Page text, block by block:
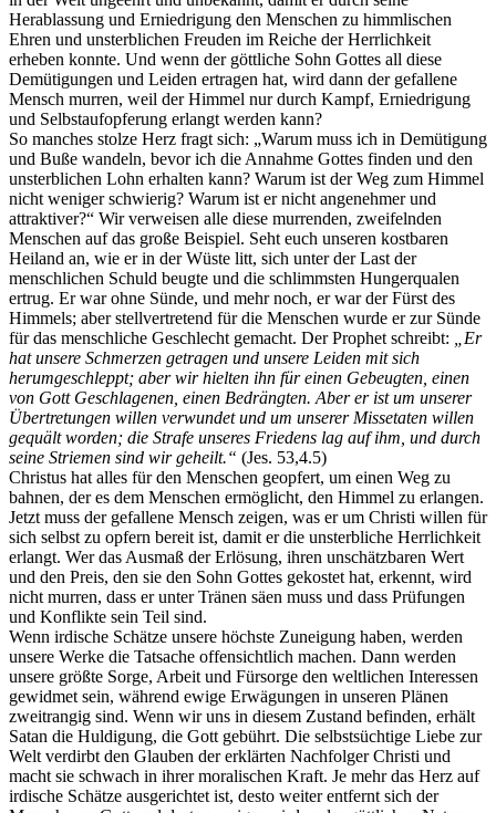
Herablassung und Erniedrigung den Menschen zu himmlischen
Ehren und unsterblichen Freuden im Reiche der Herrlichkeit
erheben konnte. Und wenn der göttliche Sohn Gottes all diese
Demütigungen und Leiden ertragen hat, wird dann der gefallene
Mensch murren, weil der Himmel nur durch Kampf, Erniedrigung
und Selbstaufopferung erlangt werden kann?
So manches stolze Herz fragt sich: „Warum muss ich in Demütigung
und Buße wandeln, bevor ich die Annahme Gottes finden und den
unsterblichen Lohn erhalten kann? Warum ist der Weg zum Himmel
nicht weniger schwierig? Warum ist er nicht angenehmer und
attraktiver?“ Wir verweisen alle diese murrenden, zweifelnden
Menschen auf das große Beispiel. Seht euch unseren kostbaren
Heiland an, wie er in der Wüste litt, sich unter der Last der
menschlichen Schuld beugte und die schlimmsten Hungerqualen
ertrug. Er war ohne Sünde, und mehr noch, er war der Fürst des
Himmels; aber stellvertretend für die Menschen wurde er zur Sünde
für das menschliche Geschlecht gemacht. Der Prophet schreibt:
„Er
hat unsere Schmerzen getragen und unsere Leiden mit sich
herumgeschleppt; aber wir hielten ihn für einen Gebeugten, einen
von Gott Geschlagenen, einen Bedrängten. Aber er ist um unserer
Übertretungen willen verwundet und um unserer Missetaten willen
gequält worden; die Strafe unseres Friedens lag auf ihm, und durch
seine Striemen sind wir geheilt.“ (Jes. 53,4.5)
Christus hat alles für den Menschen geopfert, um einen Weg zu
bahnen, der es dem Menschen ermöglicht, den Himmel zu erlangen.
Jetzt muss der gefallene Mensch zeigen, was er um Christi willen für
sich selbst zu opfern bereit ist, damit er die unsterbliche Herrlichkeit
erlangt. Wer das Ausmaß der Erlösung, ihren unschätzbaren Wert
und den Preis, den sie den Sohn Gottes gekostet hat, erkennt, wird
nicht murren, dass er unter Tränen säen muss und dass Prüfungen
und Konflikte sein Teil sind.
Wenn irdische Schätze unsere höchste Zuneigung haben, werden
unsere Werke die Tatsache offensichtlich machen. Dann werden
unsere größte Sorge, Arbeit und Fürsorge den weltlichen Interessen
gewidmet sein, während ewige Erwägungen in unseren Plänen
zweitrangig sind. Wenn wir uns in diesem Zustand befinden, erhält
Satan die Huldigung, die Gott gebührt. Die selbstsüchtige Liebe zur
Welt verdirbt den Glauben der erklärten Nachfolger Christi und
macht sie schwach in ihrer moralischen Kraft. Je mehr das Herz auf
irdische Schätze ausgerichtet ist, desto weiter entfernt sich der